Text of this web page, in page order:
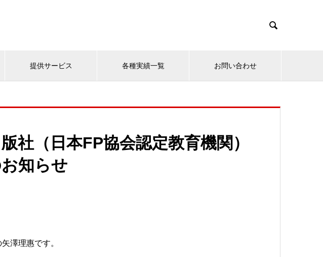

提供サービス 各種実績一覧 お問い合わせ
社（日本FP協会認定教育機関）
知らせ
澤理惠です。